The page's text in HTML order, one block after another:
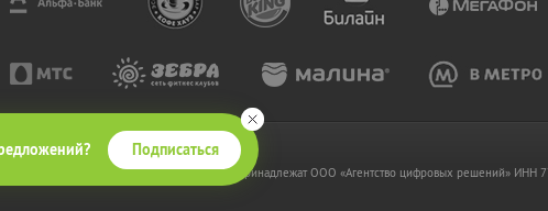
Подписаться
права защищены.
"КупиКупон" и на сайт www.kupikupon.ru принадлежат OOO «Агентство цифровых решений»